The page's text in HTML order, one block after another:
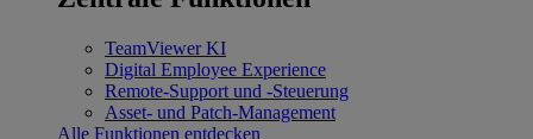
TeamViewer KI
Digital Employee Experience
Remote-Support und -Steuerung
Asset- und Patch-Management
Alle Funktionen entdecken